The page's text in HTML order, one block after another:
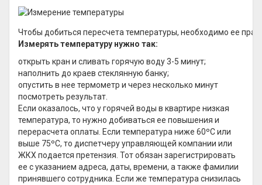
Чтобы добиться пересчета температуры, необходимо ее
Измерять температуру нужно так:
открыть кран и сливать горячую воду 3-5 минут;
наполнить до краев стеклянную банку;
опустить в нее термометр и через несколько минут
посмотреть результат.
Если оказалось, что у горячей воды в квартире низкая
температура, то нужно добиваться ее повышения и
перерасчета оплаты. Если температура ниже 60ºС или
выше 75ºС, то диспетчеру управляющей компании или
ЖКХ подается претензия. Тот обязан зарегистрировать
ее с указанием адреса, даты, времени, а также фамилии
принявшего сотрудника. Если же температура снизилась